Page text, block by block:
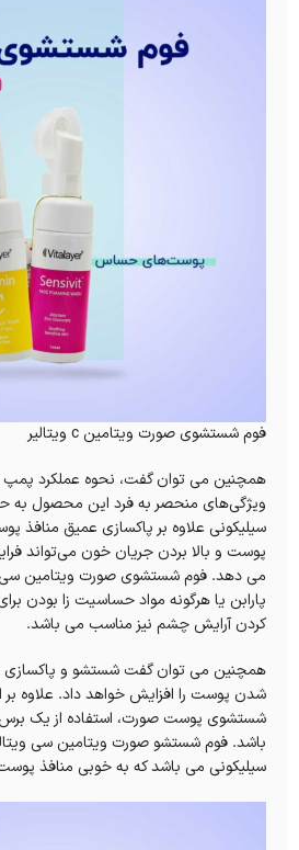
فوم شستشوی صورت ویتامین c ویتالیر
همچنین می توان گفت، نحوه عملکرد پمپ
ویژگی‌های منحصر به فرد این محصول به
سیلیکونی علاوه بر پاکسازی عمیق منافذ
پوست و بالا بردن جریان خون می‌تواند
می دهد. فوم شستشوی صورت ویتامین سی
پارابن یا هرگونه مواد حساسیت زا بودن
کردن آرایش چشم نیز مناسب می باشد.
همچنین می توان گفت شستشو و پاکسازی
شدن پوست را افزایش خواهد داد. علاوه بر
شستشوی پوست صورت، استفاده از یک
باشد. فوم شستشو صورت ویتامین سی
سیلیکونی می باشد که به خوبی منافذ